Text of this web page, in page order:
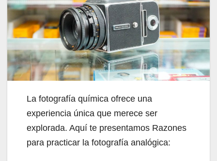
La fotografía química ofrece una
experiencia única que merece ser
explorada. Aquí te presentamos Razones
para practicar la fotografía analógica: